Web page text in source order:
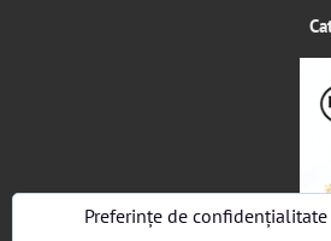
Preferințe de confidențialitate